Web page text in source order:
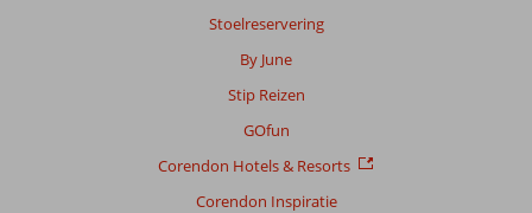
Stoelreservering
By June
Stip Reizen
GOfun
Corendon Hotels & Resorts
Corendon Inspiratie